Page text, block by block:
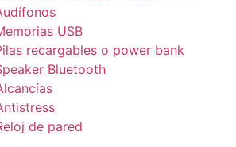
USB
recargables o power bank
Bluetooth
de pared